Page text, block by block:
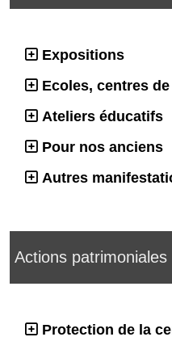
Expositions
Ecoles, centres
Ateliers éducatifs
Pour nos anciens
Autres
Actions patrimoniales
Protection de la